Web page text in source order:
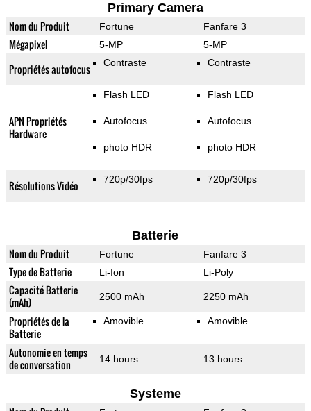
Primary Camera
Nom du Produit Fortune Fanfare 3
Mégapixel 5-MP 5-MP
Propriétés autofocus Contraste Contraste
APN Propriétés
Hardware
Flash LED
Autofocus
photo HDR
Flash LED
Autofocus
photo HDR
Résolutions Vidéo 720p/30fps 720p/30fps
Batterie
Nom du Produit Fortune Fanfare 3
Type de Batterie Li-Ion Li-Poly
Capacité Batterie
(mAh)
2500 mAh 2250 mAh
Propriétés de la
Batterie
Amovible Amovible
Autonomie en temps
de conversation
14 hours 13 hours
Systeme